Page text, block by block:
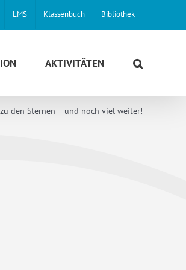
LMS Klassenbuch Bibliothek
AKTIVITÄTEN
den Sternen – und noch viel weiter!